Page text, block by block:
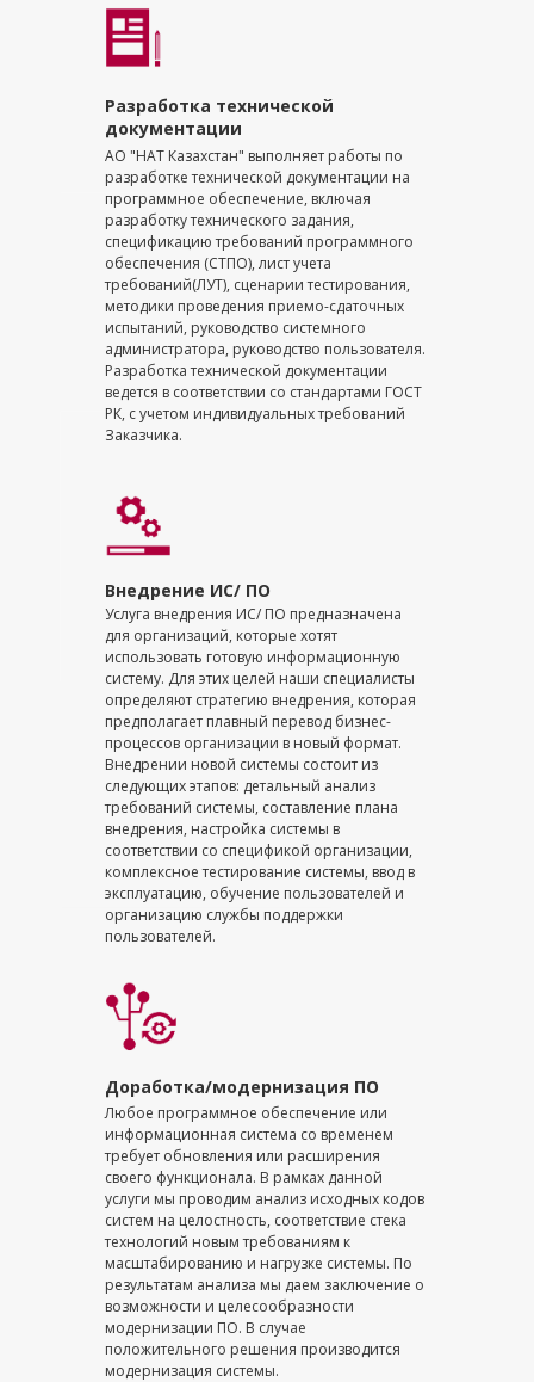
АО "НАТ Казахстан" выполняет работы по
разработке технической документации на
программное обеспечение, включая
разработку технического задания,
спецификацию требований программного
обеспечения (СТПО), лист учета
требований(ЛУТ), сценарии тестирования,
методики проведения приемо-сдаточных
испытаний, руководство системного
администратора, руководство пользователя.
Разработка технической документации
ведется в соответствии со стандартами ГОСТ
РК, с учетом индивидуальных требований
Заказчика.
Услуга внедрения ИС/ ПО предназначена
для организаций, которые хотят
использовать готовую информационную
систему. Для этих целей наши специалисты
определяют стратегию внедрения, которая
предполагает плавный перевод бизнес-
процессов организации в новый формат.
Внедрении новой системы состоит из
следующих этапов: детальный анализ
требований системы, составление плана
внедрения, настройка системы в
соответствии со спецификой организации,
комплексное тестирование системы, ввод в
эксплуатацию, обучение пользователей и
организацию службы поддержки
пользователей.
Любое программное обеспечение или
информационная система со временем
требует обновления или расширения
своего функционала. В рамках данной
услуги мы проводим анализ исходных кодов
систем на целостность, соответствие стека
технологий новым требованиям к
масштабированию и нагрузке системы. По
результатам анализа мы даем заключение о
возможности и целесообразности
модернизации ПО. В случае
положительного решения производится
модернизация системы.
Разработка технической
документации
Внедрение ИС/ ПО
Доработка/модернизация ПО